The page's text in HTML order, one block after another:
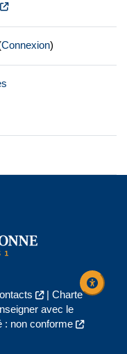
Connexion)
| Charte
avec le
: non conforme